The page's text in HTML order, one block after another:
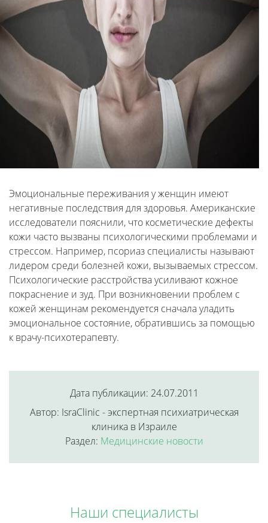
Эмоциональные переживания у женщин имеют
негативные последствия для здоровья. Американские
исследователи пояснили, что косметические дефекты
кожи часто вызваны психологическими проблемами и
стрессом. Например, псориаз специалисты называют
лидером среди болезней кожи, вызываемых стрессом.
Психологические расстройства усиливают кожное
покраснение и зуд. При возникновении проблем с
кожей женщинам рекомендуется сначала уладить
эмоциональное состояние, обратившись за помощью
к врачу-психотерапевту.
Дата публикации: 24.07.2011
Автор: IsraClinic - экспертная психиатрическая
клиника в Израиле
Раздел: Медицинские новости
Наши специалисты